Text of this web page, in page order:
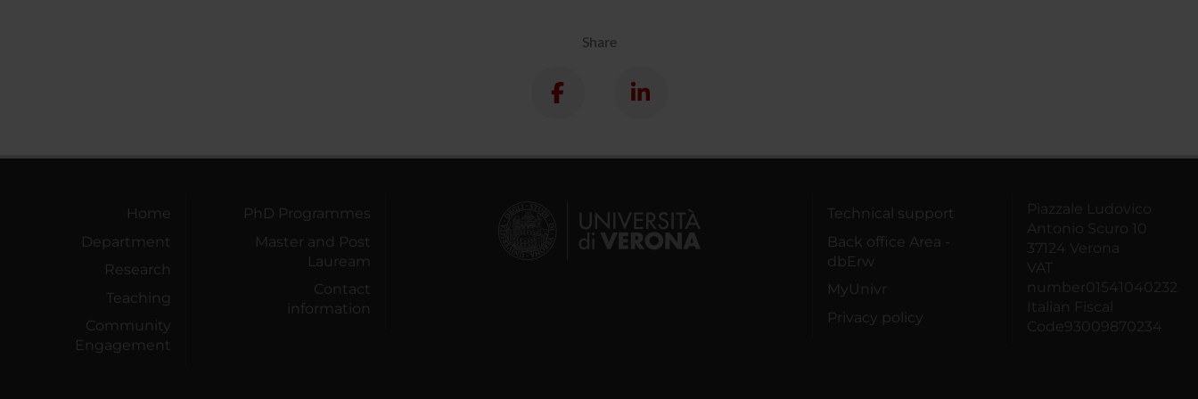
Share
Home
Department
Research
Teaching
Community
Engagement
PhD Programmes
Master and Post
Lauream
Contact
information
Technical support
Back office Area -
dbErw
MyUnivr
Privacy policy
Piazzale Ludovico
Antonio Scuro 10
37124 Verona
VAT
number01541040232
Italian Fiscal
Code93009870234